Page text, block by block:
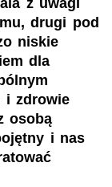
z uwagi
drugi pod
niskie
dla
i zdrowie
osobą
i nas